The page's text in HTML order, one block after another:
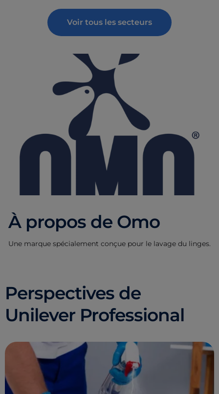
Voir tous les secteurs
À propos de Omo
Une marque spécialement conçue pour le lavage du linges.
Perspectives de
Unilever Professional